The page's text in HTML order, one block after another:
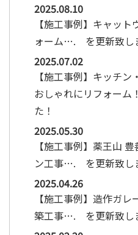
2025.08.10
【施工事例】キャッ
ォーム…. を更新致し
2025.07.02
【施工事例】キッチ
おしゃれにリフォー
た！
2025.05.30
【施工事例】薬王山
ン工事…. を更新致し
2025.04.26
【施工事例】造作ガ
築工事…. を更新致し